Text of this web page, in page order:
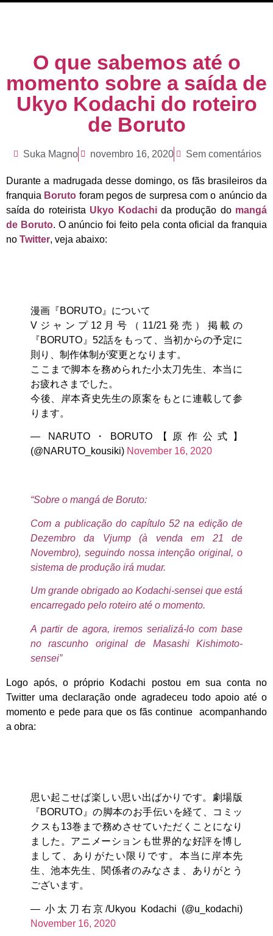
O que sabemos até o
momento sobre a saída de
Ukyo Kodachi do roteiro
de Boruto
Suka Magno novembro 16, 2020 Sem comentários
Durante a madrugada desse domingo, os fãs brasileiros da
franquia Boruto foram pegos de surpresa com o anúncio da
saída do roteirista Ukyo Kodachida produção do mangá
de Boruto. O anúncio foi feito pela conta oficial da franquia
no Twitter, veja abaixo:
漫画『BORUTO』について
Vジャンプ12月号（11/21発売）掲載の
『BORUTO』52話をもって、当初からの予定に
則り、制作体制が変更となります。
ここまで脚本を務められた小太刀先生、本当に
お疲れさまでした。
今後、岸本斉史先生の原案をもとに連載して参
ります。
— NARUTO・BORUTO【原作公式】
(@NARUTO_kousiki) November 16, 2020
“Sobre o mangá de Boruto:
Com a publicação do capítulo 52 na edição de
Dezembro da Vjump (à venda em 21 de
Novembro), seguindo nossa intenção original, o
sistema de produção irá mudar.
Um grande obrigado ao Kodachi-sensei que está
encarregado pelo roteiro até o momento.
A partir de agora, iremos serializá-lo com base
no rascunho original de Masashi Kishimoto-
sensei”
Logo após, o próprio Kodachi postou em sua conta no
Twitter uma declaração onde agradeceu todo apoio até o
momento e pede para que os fãs continue acompanhando
a obra:
思い起こせば楽しい思い出ばかりです。劇場版
『BORUTO』の脚本のお手伝いを経て、コミッ
クスも13巻まで務めさせていただくことになり
ました。アニメーションも世界的な好評を博し
まして、ありがたい限りです。本当に岸本先
生、池本先生、関係者のみなさま、ありがとう
ございます。
— 小太刀右京/Ukyou Kodachi (@u_kodachi)
November 16, 2020